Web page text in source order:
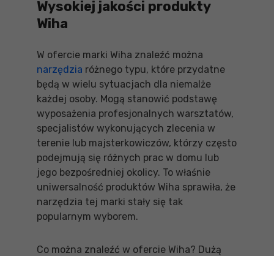
Wysokiej jakości produkty
Wiha
W ofercie marki Wiha znaleźć można
narzędzia różnego typu, które przydatne
będą w wielu sytuacjach dla niemalże
każdej osoby. Mogą stanowić podstawę
wyposażenia profesjonalnych warsztatów,
specjalistów wykonujących zlecenia w
terenie lub majsterkowiczów, którzy często
podejmują się różnych prac w domu lub
jego bezpośredniej okolicy. To właśnie
uniwersalność produktów Wiha sprawiła, że
narzędzia tej marki stały się tak
popularnym wyborem.
Co można znaleźć w ofercie Wiha? Dużą